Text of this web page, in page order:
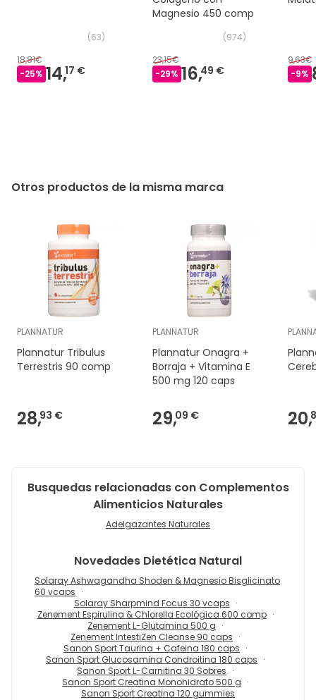
(63)
18,81€
-25% 14,17 €
Magnesio 450 comp
(974)
23,15€
-29% 16,49 €
9,63€
-9%
Otros productos de la misma marca
PLANNATUR
Plannatur Tribulus
Terrestris 90 comp
28,93 €
PLANNATUR
Plannatur Onagra +
Borraja + Vitamina E
500 mg 120 caps
29,09 € 20,
Busquedas relacionadas con Complementos
Alimenticios Naturales
Adelgazantes Naturales
Novedades Dietética Natural
Solaray Ashwagandha Shoden & Magnesio Bisglicinato
60 vcaps
Solaray Sharpmind Focus 30 vcaps
Zenement Espirulina & Chlorella Ecológica 600 comp
Zenement L-Glutamina 500 g
Zenement IntestiZen Cleanse 90 caps
Sanon Sport Taurina + Cafeina 180 caps
Sanon Sport Glucosamina Condroitina 180 caps
Sanon Sport L-Carnitina 30 Sobres
Sanon Sport Creatina Monohidrato 500 g
Sanon Sport Creatina 120 gummies